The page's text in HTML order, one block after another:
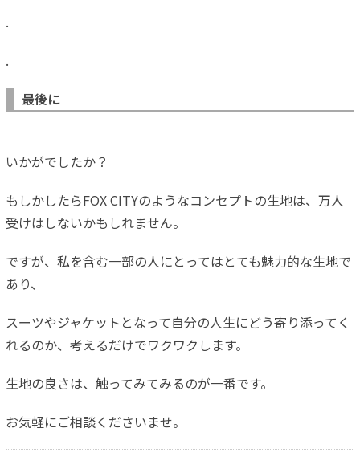
.
.
最後に
いかがでしたか？
もしかしたらFOX CITYのようなコンセプトの生地は、万人
受けはしないかもしれません。
ですが、私を含む一部の人にとってはとても魅力的な生地で
あり、
スーツやジャケットとなって自分の人生にどう寄り添ってく
れるのか、考えるだけでワクワクします。
生地の良さは、触ってみてみるのが一番です。
お気軽にご相談くださいませ。